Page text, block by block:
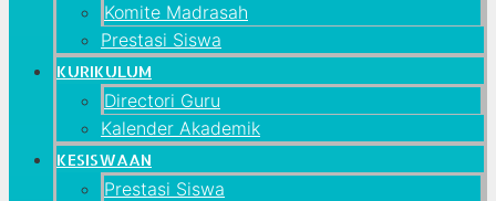
Komite Madrasah
Prestasi Siswa
KURIKULUM
Directori Guru
Kalender Akademik
KESISWAAN
Prestasi Siswa